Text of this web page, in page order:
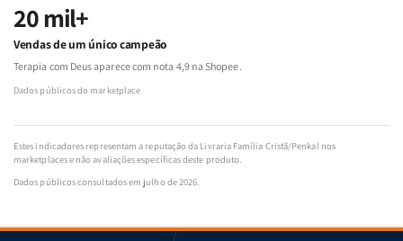
20 mil+
Vendas de um único campeão
Terapia com Deus aparece com nota 4,9 na Shopee.
Dados públicos do marketplace
Estes indicadores representam a reputação da Livraria Família Cristã/Penkal nos
marketplaces e não avaliações específicas deste produto.
Dados públicos consultados em julho de 2026.